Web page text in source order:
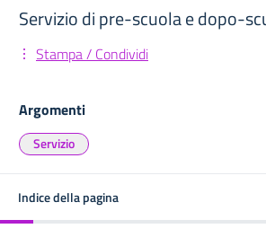
Servizio di pre-scuola e dopo-
Stampa / Condividi
Argomenti
Servizio
Indice della pagina